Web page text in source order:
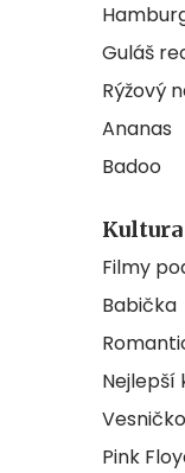
Guláš
Rýžový
Ananas
Badoo
Kultura
Filmy
Babička
Nejlepší
Pink